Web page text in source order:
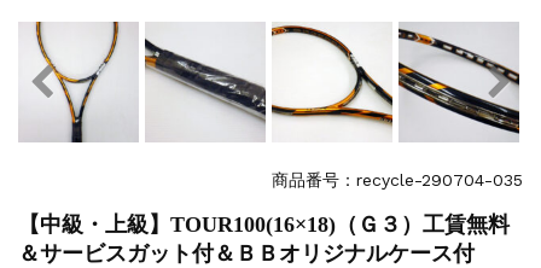
商品番号：recycle-290704-035
【中級・上級】TOUR100(16×18)（Ｇ３）工賃無料
＆サービスガット付＆ＢＢオリジナルケース付